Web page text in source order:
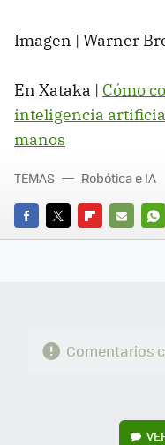
Imagen | Warner
En Xataka | Cómo
inteligencia
manos
FACEBOOK
TWITTERFLIPBOARD
E-
TEMAS Robótica e IA
Comentarios